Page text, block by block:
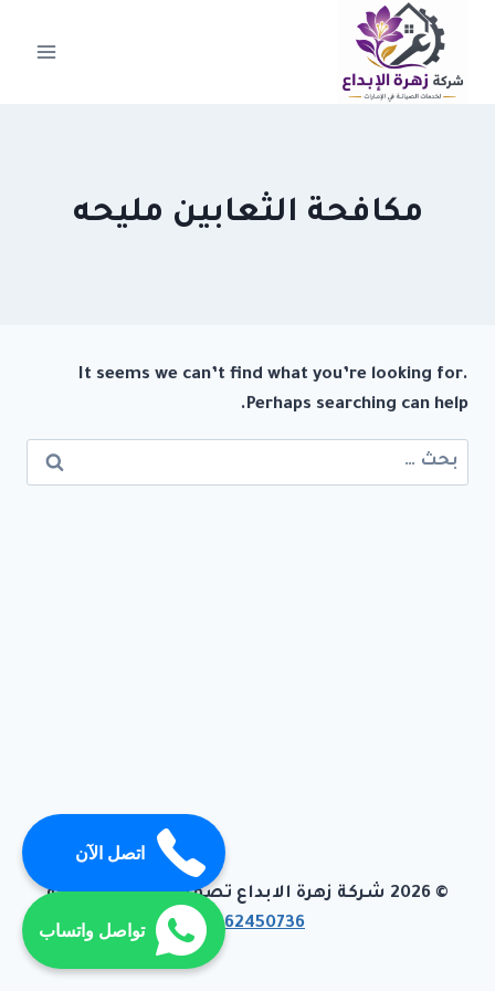
التجاوز
المحتوى
مكافحة الثعابين مليحه
It seems we can’t find what you’re looking for.
Perhaps searching can help.
البحث
عن:
© 2026 شركة زهرة الابداع تصميم وبرمجة تيفاجو
01062450736
اتصل الآن
تواصل واتساب